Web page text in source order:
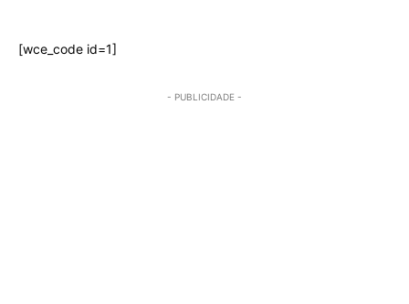
[wce_code id=1]
- PUBLICIDADE -